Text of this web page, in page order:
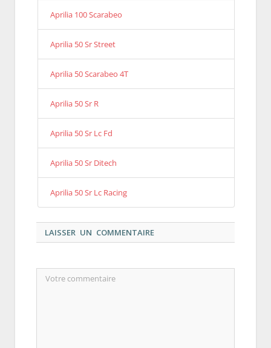
Aprilia 100 Scarabeo
Aprilia 50 Sr Street
Aprilia 50 Scarabeo 4T
Aprilia 50 Sr R
Aprilia 50 Sr Lc Fd
Aprilia 50 Sr Ditech
Aprilia 50 Sr Lc Racing
LAISSER UN COMMENTAIRE